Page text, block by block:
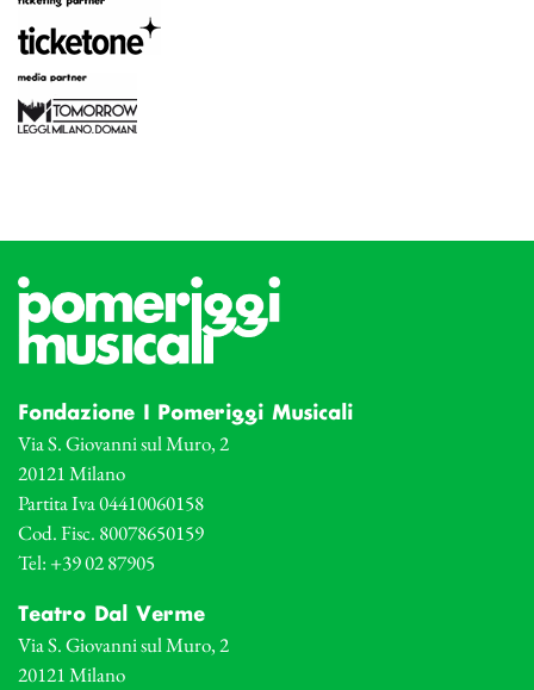
Fondazione I Pomeriggi Musicali
Via S. Giovanni sul Muro, 2
20121 Milano
Partita Iva 04410060158
Cod. Fisc. 80078650159
Tel: +39 02 87905
Teatro Dal Verme
Via S. Giovanni sul Muro, 2
20121 Milano